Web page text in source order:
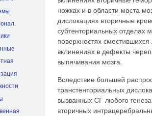
ножках и в области моста
дислокациях вторичные
субтенториальных отделах
поверхностях
вклинениях в дефекты
выпячивания мозга.
Вследствие большей
транстенториальных
вызванных СГ любого
вторичных